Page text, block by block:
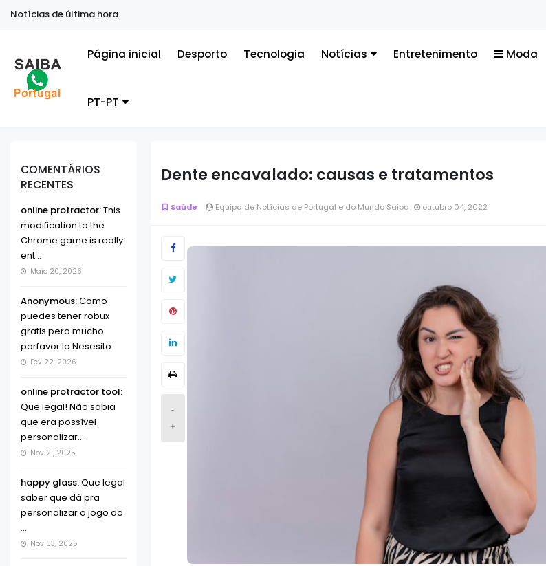
Notícias de última hora
Página inicial Desporto Tecnologia Notícias Entretenimento Moda
PT-PT
COMENTÁRIOS
RECENTES
online protractor:This
modification to the
Chrome game is really
ent...
Maio 20, 2026
Anonymous:Como
puedes tener robux
gratis pero mucho
porfavor lo Nesesito
Fev 22, 2026
online protractor tool:
Que legal! Não sabia
que era possível
personalizar...
Nov 21, 2025
happy glass:Que legal
saber que dá pra
personalizar o jogo do
...
Nov 03, 2025
Dente encavalado: causas e tratamentos
Saúde Equipa de Notícias de Portugal e do Mundo Saiba outubro 04, 2022
-
+